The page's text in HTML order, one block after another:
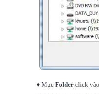
♦ Mục Folder click